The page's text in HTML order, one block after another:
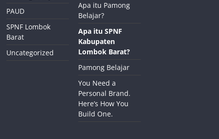
PAUD
SPNF Lombok
Barat
Uncategorized
Apa itu Pamong
Belajar?
Apa itu SPNF
Kabupaten
Lombok Barat?
Pamong Belajar
You Need a
Personal Brand.
Here’s How You
Build One.